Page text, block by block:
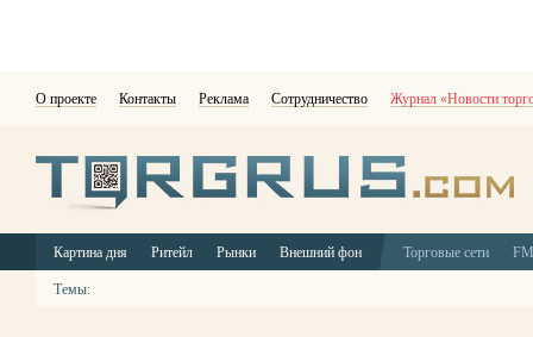
О проекте Контакты Реклама Сотрудничество Журнал «Новости
Картина дня Ритейл Рынки Внешний фон Торговые сети
Темы: